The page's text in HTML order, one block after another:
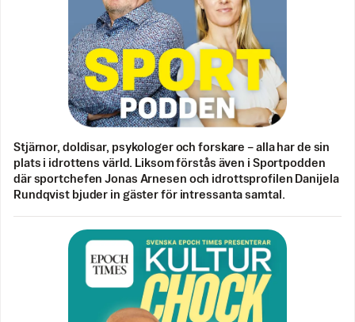
Stjärnor, doldisar, psykologer och forskare – alla har de sin
plats i idrottens värld. Liksom förstås även i Sportpodden
där sportchefen Jonas Arnesen och idrottsprofilen Danijela
Rundqvist bjuder in gäster för intressanta samtal.